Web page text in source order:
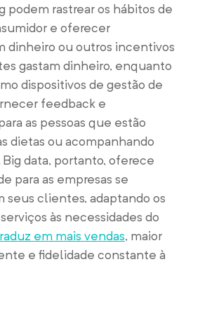
podem rastrear os hábitos de
e oferecer
dinheiro ou outros incentivos
gastam dinheiro, enquanto
dispositivos de gestão de
feedback e
as pessoas que estão
dietas ou acompanhando
Big data, portanto, oferece
para as empresas se
seus clientes, adaptando os
às necessidades do
em mais vendas, maior
e fidelidade constante à